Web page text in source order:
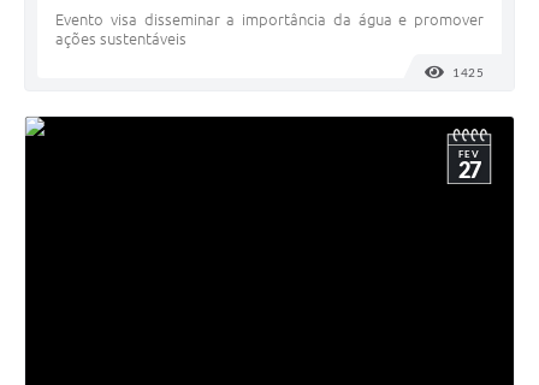
Evento visa disseminar a importância da água e promover
ações sustentáveis
1425
FEV
27